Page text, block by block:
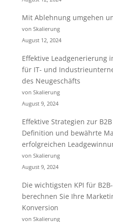
Mit Ablehnung umgehen
von Skalierung
August 12, 2024
Effektive Leadgenerierung
für IT- und
des Neugeschäfts
von Skalierung
August 9, 2024
Effektive Strategien zur
Definition und bewährte
erfolgreichen
von Skalierung
August 9, 2024
Die wichtigsten KPI für
berechnen Sie Ihre
Konversion
von Skalierung